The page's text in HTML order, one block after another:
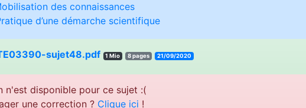
des connaissances
d’une démarche scientifique
sujet48.pdf 1 Mio 8 pages 21/09/2020
n'est disponible pour ce sujet :(
une correction ? Clique ici !